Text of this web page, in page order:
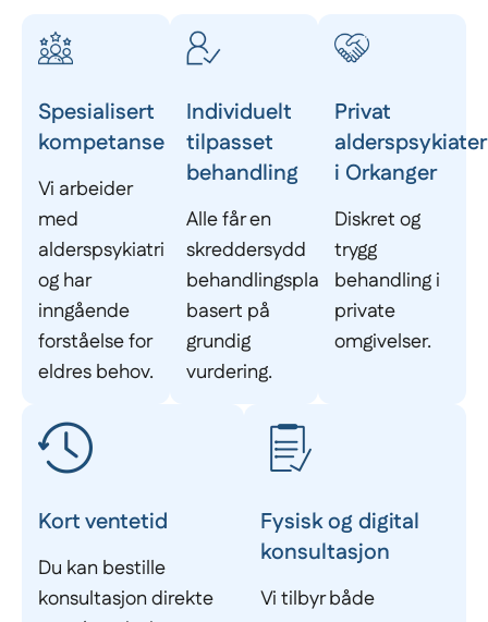
Spesialisert
kompetanse
Vi arbeider
med
alderspsykiatri
og har
inngående
forståelse for
eldres behov.
Individuelt
tilpasset
behandling
Alle får en
skreddersydd
behandlingsplan
basert på
grundig
vurdering.
Privat
alderspsykiater
i Orkanger
Diskret og
trygg
behandling i
private
omgivelser.
Kort ventetid
Du kan bestille
konsultasjon direkte
Fysisk og digital
konsultasjon
Vi tilbyr både